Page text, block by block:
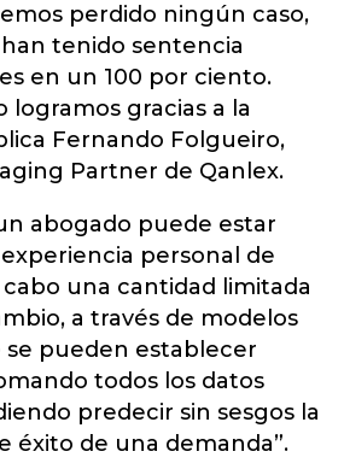
perdido ningún caso,
han tenido sentencia
en un 100 por ciento.
logramos gracias a la
Fernando Folgueiro,
Partner de Qanlex.
abogado puede estar
personal de
una cantidad limitada
a través de modelos
se pueden establecer
todos los datos
predecir sin sesgos la
éxito de una demanda”.